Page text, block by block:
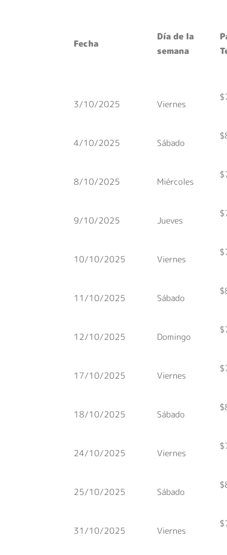
Fecha
Día de la
semana
3/10/2025 Viernes
4/10/2025 Sábado
8/10/2025 Miércoles
9/10/2025 Jueves
10/10/2025 Viernes
11/10/2025 Sábado
12/10/2025 Domingo
17/10/2025 Viernes
18/10/2025 Sábado
24/10/2025 Viernes
25/10/2025 Sábado
31/10/2025 Viernes